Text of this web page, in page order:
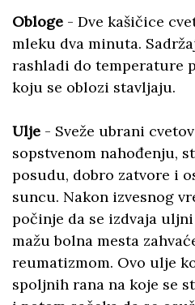
Obloge - Dve kašičice
mleku dva minuta.
rashladi do temperature
koju se oblozi stavljaju.
Ulje - Sveže ubrani
sopstvenom nahođenju,
posudu, dobro zatvore i
suncu. Nakon izvesnog
počinje da se izdvaja
mažu bolna mesta
reumatizmom. Ovo ulje
spoljnih rana na koje se